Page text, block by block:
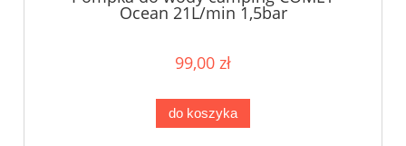
Ocean 21L/min 1,5bar
99,00 zł
do koszyka